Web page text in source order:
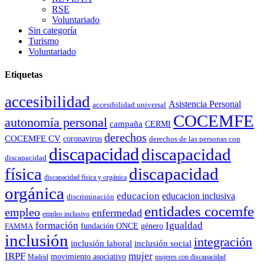
RSE
Voluntariado
Sin categoría
Turismo
Voluntariado
Etiquetas
accesibilidad accesibilidad universal Asistencia Personal
autonomía personal campaña CERMI COCEMFE
COCEMFE CV coronavirus derechos derechos de las personas con
discapacidad discapacidad discapacidad
física discapacidad física y orgánica discapacidad
orgánica discriminación educacion educacion inclusiva
empleo empleo inclusivo enfermedad entidades cocemfe
FAMMA formación fundación ONCE género Igualdad
inclusión inclusión laboral inclusión social integración
IRPF Madrid movimiento asociativo mujer mujeres con discapacidad